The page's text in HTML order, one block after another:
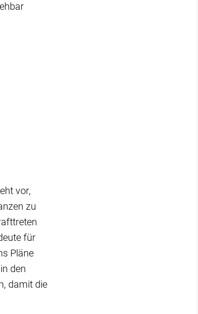
vor,
zu
für
Pläne
den
damit die